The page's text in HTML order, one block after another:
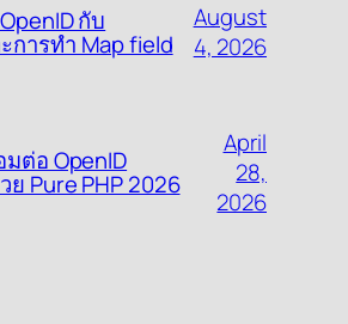
กับ
การทำ Map field
August
4, 2026
ต่อ OpenID
Pure PHP 2026
April
28,
2026